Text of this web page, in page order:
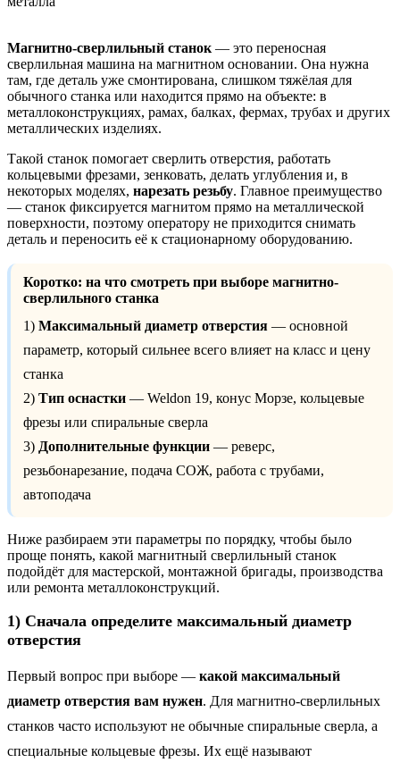
Магнитно-сверлильный станок — это переносная
сверлильная машина на магнитном основании. Она нужна
там, где деталь уже смонтирована, слишком тяжёлая для
обычного станка или находится прямо на объекте: в
металлоконструкциях, рамах, балках, фермах, трубах и других
металлических изделиях.
Такой станок помогает сверлить отверстия, работать
кольцевыми фрезами, зенковать, делать углубления и, в
некоторых моделях, нарезать резьбу. Главное преимущество
— станок фиксируется магнитом прямо на металлической
поверхности, поэтому оператору не приходится снимать
деталь и переносить её к стационарному оборудованию.
Коротко: на что смотреть при выборе магнитно-
сверлильного станка
1) Максимальный диаметр отверстия — основной
параметр, который сильнее всего влияет на класс и цену
станка
2) Тип оснастки — Weldon 19, конус Морзе, кольцевые
фрезы или спиральные сверла
3) Дополнительные функции — реверс,
резьбонарезание, подача СОЖ, работа с трубами,
автоподача
Ниже разбираем эти параметры по порядку, чтобы было
проще понять, какой магнитный сверлильный станок
подойдёт для мастерской, монтажной бригады, производства
или ремонта металлоконструкций.
1) Сначала определите максимальный диаметр
отверстия
Первый вопрос при выборе — какой максимальный
диаметр отверстия вам нужен. Для магнитно-сверлильных
станков часто используют не обычные спиральные сверла, а
специальные кольцевые фрезы. Их ещё называют